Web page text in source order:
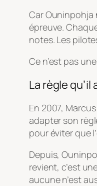
Car Ouninpohja
épreuve.
notes. Les
Ce n’est pas
La règle
En 2007,
adapter son
pour éviter que
Depuis,
revient, c’est
aucune n’est